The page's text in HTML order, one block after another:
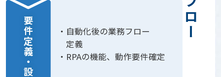
要件定義・設計
自動化後の業務フロー
定義
RPAの機能、 動作要件確定